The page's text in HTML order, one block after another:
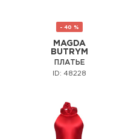
- 40 %
MAGDA
BUTRYM
ПЛАТЬЕ
ID: 48228